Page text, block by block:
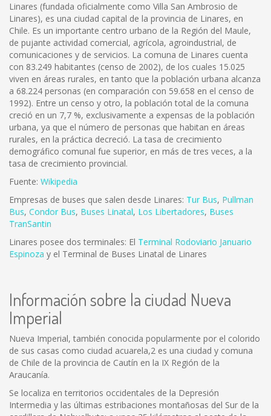
Linares (fundada oficialmente como Villa San Ambrosio de
Linares), es una ciudad capital de la provincia de Linares, en
Chile. Es un importante centro urbano de la Región del Maule,
de pujante actividad comercial, agrícola, agroindustrial, de
comunicaciones y de servicios. La comuna de Linares cuenta
con 83.249 habitantes (censo de 2002), de los cuales 15.025
viven en áreas rurales, en tanto que la población urbana alcanza
a 68.224 personas (en comparación con 59.658 en el censo de
1992). Entre un censo y otro, la población total de la comuna
creció en un 7,7 %, exclusivamente a expensas de la población
urbana, ya que el número de personas que habitan en áreas
rurales, en la práctica decreció. La tasa de crecimiento
demográfico comunal fue superior, en más de tres veces, a la
tasa de crecimiento provincial.
Fuente: Wikipedia
Empresas de buses que salen desde Linares: Tur Bus, Pullman
Bus, Condor Bus, Buses Linatal, Los Libertadores, Buses
TranSantin
Linares posee dos terminales: El Terminal Rodoviario Januario
Espinoza y el Terminal de Buses Linatal de Linares
Información sobre la ciudad Nueva
Imperial
Nueva Imperial, también conocida popularmente por el colorido
de sus casas como ciudad acuarela,2 es una ciudad y comuna
de Chile de la provincia de Cautín en la IX Región de la
Araucanía.
Se localiza en territorios occidentales de la Depresión
Intermedia y las últimas estribaciones montañosas del Sur de la